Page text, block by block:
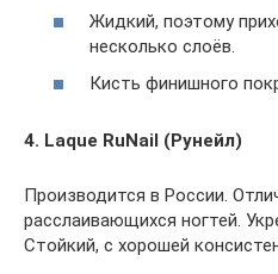
Жидкий, поэтому
несколько слоёв.
Кисть финишного
4. Laque RuNail (Рунейл)
Производится в России.
расслаивающихся ногтей.
Стойкий, с хорошей